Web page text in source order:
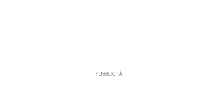
PUBBLICITÀ